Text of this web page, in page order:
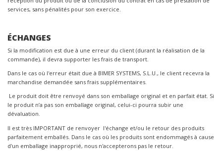
services, sans pénalités pour son exercice.
ÉCHANGES
Si la modification est due à une erreur du client (durant la réalisation de la
commande), il devra supporter les frais de transport.
Dans le cas où l'erreur était due à BIMER SYSTEMS, S.L.U., le client recevra la
marchandise demandée sans frais supplémentaires.
Le produit doit être renvoyé dans son emballage original et en parfait état. Si
le produit n’a pas son emballage original, celui-ci pourra subir une
dévaluation.
Il est très IMPORTANT de renvoyer l'échange et/ou le retour des produits
parfaitement emballés. Dans le cas où les produits sont endommagés à cause
d'un emballage inapproprié, nous n'accepterons pas le retour.